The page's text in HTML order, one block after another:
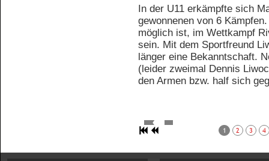
In der U11 erkämpfte sich
gewonnenen von 6
möglich ist, im Wettkampf
sein. Mit dem Sportfreund
länger eine Bekanntschaft.
(leider zweimal Dennis
den Armen bzw. half sich
1 2 3 4